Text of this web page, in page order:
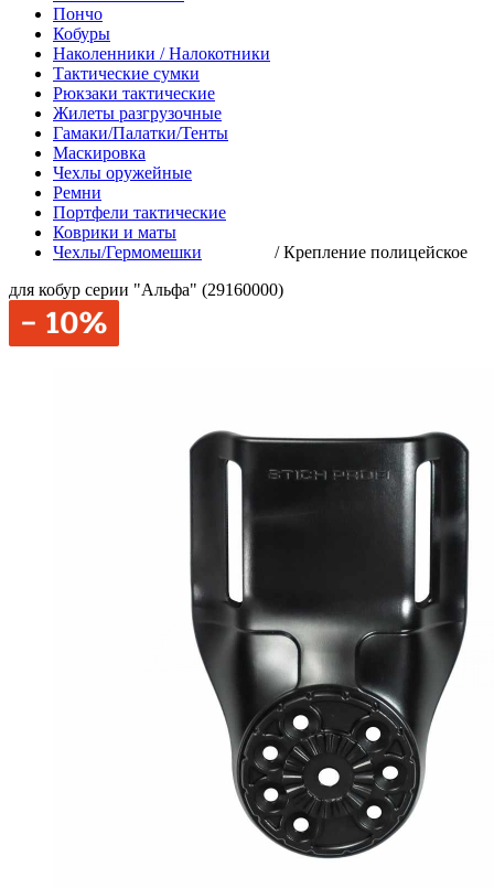
Пончо
Кобуры
Наколенники / Налокотники
Тактические сумки
Рюкзаки тактические
Жилеты разгрузочные
Гамаки/Палатки/Тенты
Маскировка
Чехлы оружейные
Ремни
Портфели тактические
Коврики и маты
Чехлы/Гермомешки
/Крепление полицейское
для кобур серии "Альфа" (29160000)